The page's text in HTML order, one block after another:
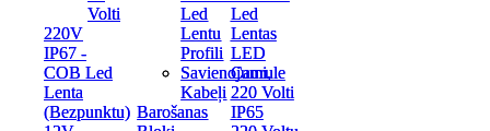
Volti
220V
IP67 -
COB Led
Lenta
(Bezpunktu)
Led
Lentu
Profili
Savienojumi,
Kabeļi
Barošanas
Led
Lentas
LED
Caurule
220 Volti
IP65
Volti
220V
IP67 -
COB Led
Lenta
(Bezpunktu)
Led
Lentu
Profili
Savienojumi,
Kabeļi
Barošanas
Led
Lentas
LED
Caurule
220 Volti
IP65